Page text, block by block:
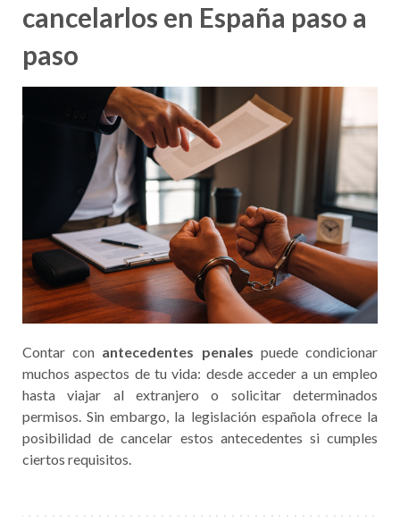
cancelarlos en España paso a
paso
Contar con antecedentes penales puede condicionar
muchos aspectos de tu vida: desde acceder a un empleo
hasta viajar al extranjero o solicitar determinados
permisos. Sin embargo, la legislación española ofrece la
posibilidad de cancelar estos antecedentes si cumples
ciertos requisitos.